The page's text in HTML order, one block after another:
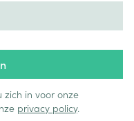
zich in voor onze
privacy policy.